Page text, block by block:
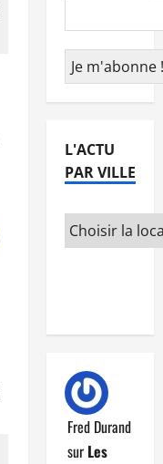
L'ACTU
PAR VILLE
Fred Durand
sur Les